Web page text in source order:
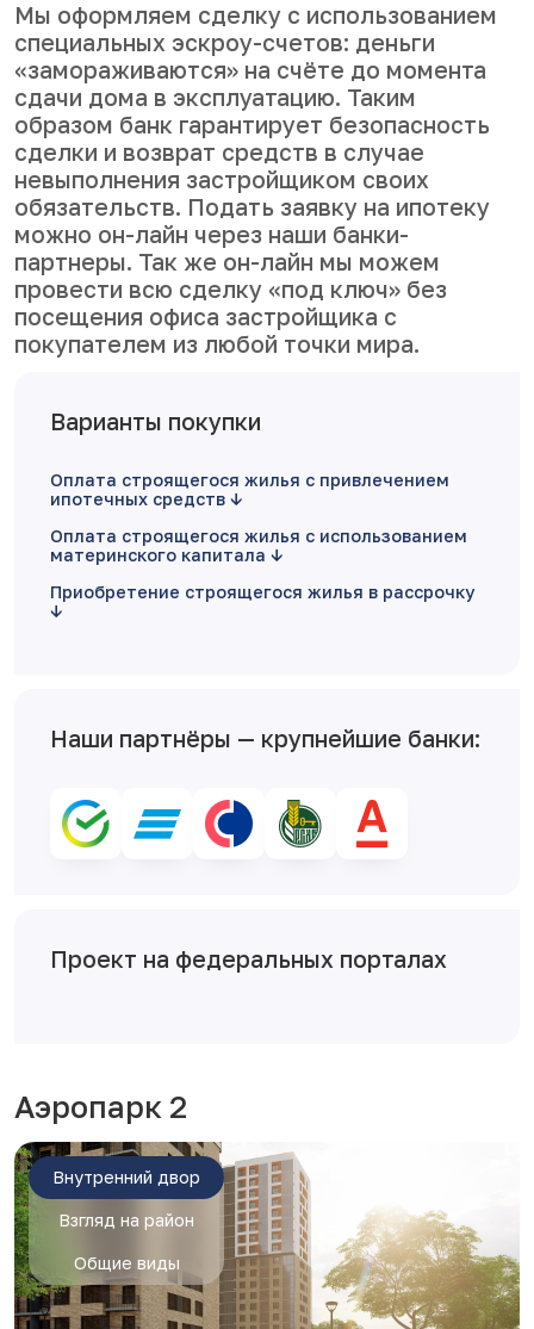
Мы оформляем сделку с использованием
специальных эскроу-счетов: деньги
«замораживаются» на счёте до момента
сдачи дома в эксплуатацию. Таким
образом банк гарантирует безопасность
сделки и возврат средств в случае
невыполнения застройщиком своих
обязательств. Подать заявку на ипотеку
можно он-лайн через наши банки-
партнеры. Так же он-лайн мы можем
провести всю сделку «под ключ» без
посещения офиса застройщика с
покупателем из любой точки мира.
Варианты покупки
Оплата строящегося жилья с привлечением
ипотечных средств
Оплата строящегося жилья с использованием
материнского капитала
Приобретение строящегося жилья в рассрочку
Наши партнёры — крупнейшие банки:
Проект на федеральных порталах
Аэропарк 2
Внутренний двор
Взгляд на район
Общие виды